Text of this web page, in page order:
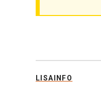
LISAINFO